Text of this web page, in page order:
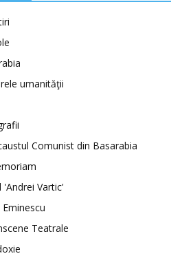
umanităţii
Comunist din Basarabia
'Andrei Vartic'
Teatrale